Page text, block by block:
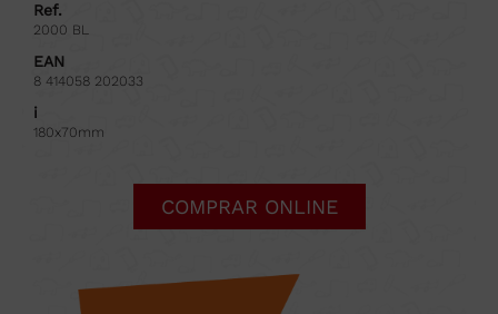
Ref.
2000 BL
EAN
8 414058 202033
i
180x70mm
COMPRAR ONLINE